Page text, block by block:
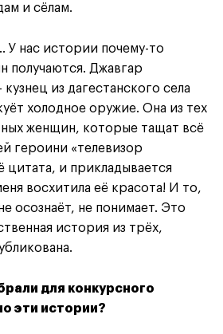
и сёлам.
У нас истории почему-то
получаются. Джавгар
из дагестанского села
холодное оружие. Она из тех
женщин, которые тащат всё
героини «телевизор
цитата, и прикладывается
восхитила её красота! И то,
осознаёт, не понимает. Это
история из трёх,
для конкурсного
эти истории?